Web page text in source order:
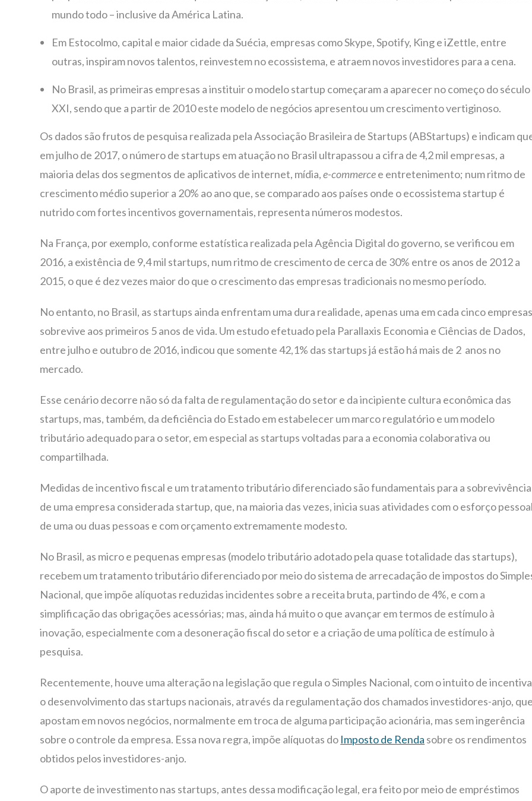
mundo todo – inclusive da América Latina.
Em Estocolmo, capital e maior cidade da Suécia, empresas como Skype, Spotify, King e iZettle, entre
outras, inspiram novos talentos, reinvestem no ecossistema, e atraem novos investidores para a cena.
No Brasil, as primeiras empresas a instituir o modelo startup começaram a aparecer no começo do século
XXI, sendo que a partir de 2010 este modelo de negócios apresentou um crescimento vertiginoso.
Os dados são frutos de pesquisa realizada pela Associação Brasileira de Startups (ABStartups) e indicam
em julho de 2017, o número de startups em atuação no Brasil ultrapassou a cifra de 4,2 mil empresas, a
maioria delas dos segmentos de aplicativos de internet, mídia,e-commercee entretenimento; num ritmo de
crescimento médio superior a 20% ao ano que, se comparado aos países onde o ecossistema startup é
nutrido com fortes incentivos governamentais, representa números modestos.
Na França, por exemplo, conforme estatística realizada pela Agência Digital do governo, se verificou em
2016, a existência de 9,4 mil startups, num ritmo de crescimento de cerca de 30% entre os anos de 2012 a
2015, o que é dez vezes maior do que o crescimento das empresas tradicionais no mesmo período.
No entanto, no Brasil, as startups ainda enfrentam uma dura realidade, apenas uma em cada cinco
sobrevive aos primeiros 5 anos de vida. Um estudo efetuado pela Parallaxis Economia e Ciências de Dados,
entre julho e outubro de 2016, indicou que somente 42,1% das startups já estão há mais de 2 anos no
mercado.
Esse cenário decorre não só da falta de regulamentação do setor e da incipiente cultura econômica das
startups, mas, também, da deficiência do Estado em estabelecer um marco regulatório e um modelo
tributário adequado para o setor, em especial as startups voltadas para a economia colaborativa ou
compartilhada.
Medidas de incentivo fiscal e um tratamento tributário diferenciado são fundamentais para a sobrevivência
de uma empresa considerada startup, que, na maioria das vezes, inicia suas atividades com o esforço
de uma ou duas pessoas e com orçamento extremamente modesto.
No Brasil, as micro e pequenas empresas (modelo tributário adotado pela quase totalidade das startups),
recebem um tratamento tributário diferenciado por meio do sistema de arrecadação de impostos do
Nacional, que impõe alíquotas reduzidas incidentes sobre a receita bruta, partindo de 4%, e com a
simplificação das obrigações acessórias; mas, ainda há muito o que avançar em termos de estímulo à
inovação, especialmente com a desoneração fiscal do setor e a criação de uma política de estímulo à
pesquisa.
Recentemente, houve uma alteração na legislação que regula o Simples Nacional, com o intuito de
o desenvolvimento das startups nacionais, através da regulamentação dos chamados investidores-anjo,
apostam em novos negócios, normalmente em troca de alguma participação acionária, mas sem ingerência
sobre o controle da empresa. Essa nova regra, impõe alíquotas do Imposto de Renda sobre os rendimentos
obtidos pelos investidores-anjo.
O aporte de investimento nas startups, antes dessa modificação legal, era feito por meio de empréstimos